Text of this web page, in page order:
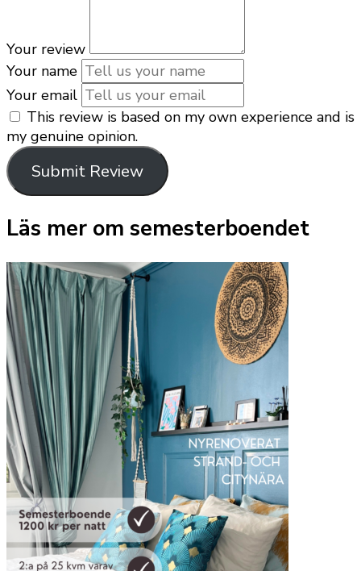
Your review
Your name
Your email
This review is based on my own experience and is
my genuine opinion.
Submit Review
Läs mer om semesterboendet